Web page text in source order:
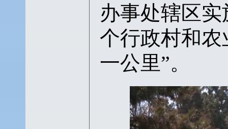
办事处辖区
个行政村和
一公里”。